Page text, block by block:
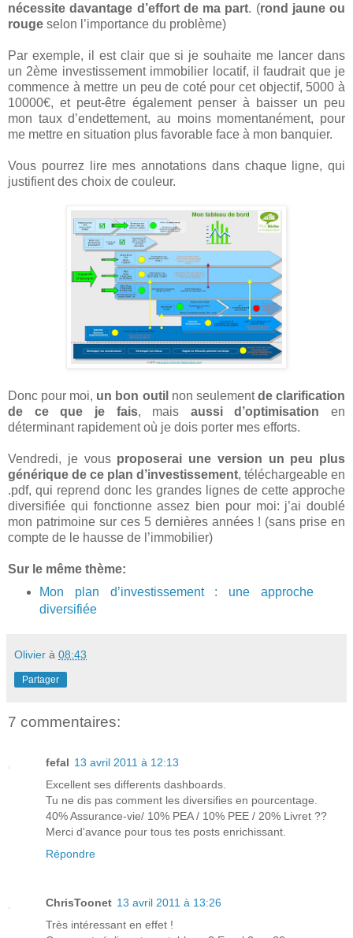
nécessite davantage d’effort de ma part. (rond jaune ou
rouge selon l’importance du problème)
Par exemple, il est clair que si je souhaite me lancer dans
un 2ème investissement immobilier locatif, il faudrait que je
commence à mettre un peu de coté pour cet objectif, 5000 à
10000€, et peut-être également penser à baisser un peu
mon taux d’endettement, au moins momentanément, pour
me mettre en situation plus favorable face à mon banquier.
Vous pourrez lire mes annotations dans chaque ligne, qui
justifient des choix de couleur.
Donc pour moi, un bon outil non seulementde clarification
de ce que je fais, mais aussi d’optimisation en
déterminant rapidement où je dois porter mes efforts.
Vendredi, je vous proposerai une version un peu plus
générique de ce plan d’investissement, téléchargeable en
.pdf, qui reprend donc les grandes lignes de cette approche
diversifiée qui fonctionne assez bien pour moi: j’ai doublé
mon patrimoine sur ces 5 dernières années ! (sans prise en
compte de le hausse de l’immobilier)
Sur le même thème:
Mon plan d’investissement : une approche
diversifiée
Olivier à 08:43
Partager
7 commentaires:
fefal 13 avril 2011 à 12:13
Excellent ses differents dashboards.
Tu ne dis pas comment les diversifies en pourcentage.
40% Assurance-vie/ 10% PEA / 10% PEE / 20% Livret ??
Merci d'avance pour tous tes posts enrichissant.
Répondre
ChrisToonet 13 avril 2011 à 13:26
Très intéressant en effet !